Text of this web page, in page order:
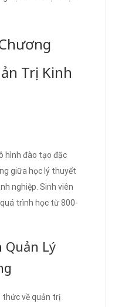
Trị Kinh
hình đào tạo đặc
giữa học lý thuyết
nghiệp. Sinh viên
trình học từ 800-
Quản Lý
thức về quản trị